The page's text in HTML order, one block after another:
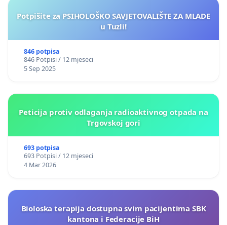
Potpišite za PSIHOLOŠKO SAVJETOVALIŠTE ZA MLADE
u Tuzli!
846 potpisa
846 Potpisi / 12 mjeseci
5 Sep 2025
Peticija protiv odlaganja radioaktivnog otpada na
Trgovskoj gori
693 potpisa
693 Potpisi / 12 mjeseci
4 Mar 2026
Bioloska terapija dostupna svim pacijentima SBK
kantona i Federacije BiH